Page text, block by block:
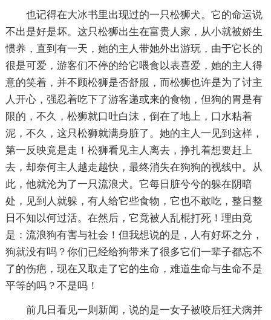
也记得在大冰书里出现过的一只松狮犬。它的命运说
不出是好是坏。这只松狮出生在富贵人家，从小就被娇生
惯养，直到有一天，她的主人带她外出游玩，由于它长的
很是可爱，游客们不停的给它喂食以表喜爱，她的主人得
意的笑着，并不顾松狮是否舒服，而松狮也许是为了讨主
人开心，强忍着吃下了游客递或来的食物，但狗的胃是有
限的，不久，松狮就口吐白沫，倒在了地上，口水粘着
泥，不久，这只松狮就满身脏了。她的主人一见到这样，
第一反映竟是走！松狮看见主人离去，挣扎着想要赶上
去，却奈何主人越走越快，最终消失在狗狗的视线中。从
此，他就沦为了一只流浪犬。它每日脏兮兮的躲在阴暗
处，见到人就躲，有人给它些食物，它也不敢吃，整日整
日不知以何过活。在然后，它竟被人乱棍打死！理由竟
是：流浪狗有害与社会！但我想说的是，人有好坏之分，
狗就没有吗？你们已经给狗带来了很多它们一辈子都忘不
了的伤疤，现在又取走了它的生命，难道生命与生命不是
平等的吗？不是吗！
前几日看见一则新闻，说的是一女子被咬后狂犬病并